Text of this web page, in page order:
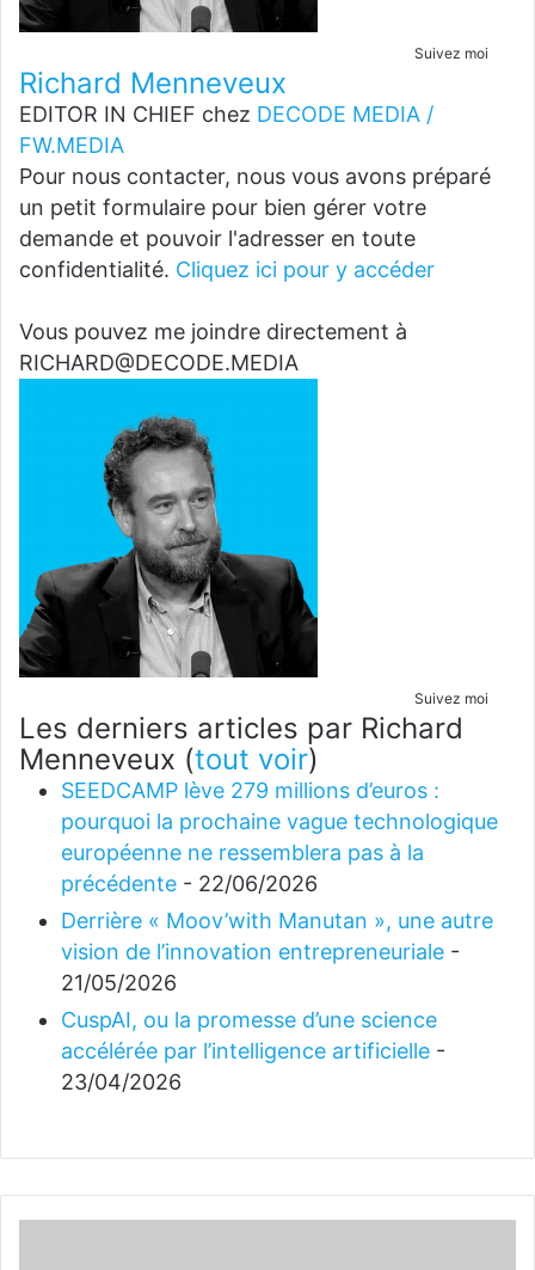
Suivez moi
Richard Menneveux
EDITOR IN CHIEF chez DECODE MEDIA /
FW.MEDIA
Pour nous contacter, nous vous avons préparé
un petit formulaire pour bien gérer votre
demande et pouvoir l'adresser en toute
confidentialité. Cliquez ici pour y accéder
Vous pouvez me joindre directement à
RICHARD@DECODE.MEDIA
Suivez moi
Les derniers articles par Richard
Menneveux (tout voir)
SEEDCAMP lève 279 millions d’euros :
pourquoi la prochaine vague technologique
européenne ne ressemblera pas à la
précédente - 22/06/2026
Derrière « Moov’with Manutan », une autre
vision de l’innovation entrepreneuriale -
21/05/2026
CuspAI, ou la promesse d’une science
accélérée par l’intelligence artificielle -
23/04/2026